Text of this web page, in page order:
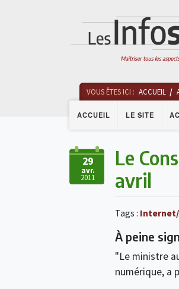
ACCUEIL LE SITE
VOUS ÊTES ICI : ACCUEIL
29
avr.
2011
Le
avril
Tags :
À peine
"Le ministre
numérique, a